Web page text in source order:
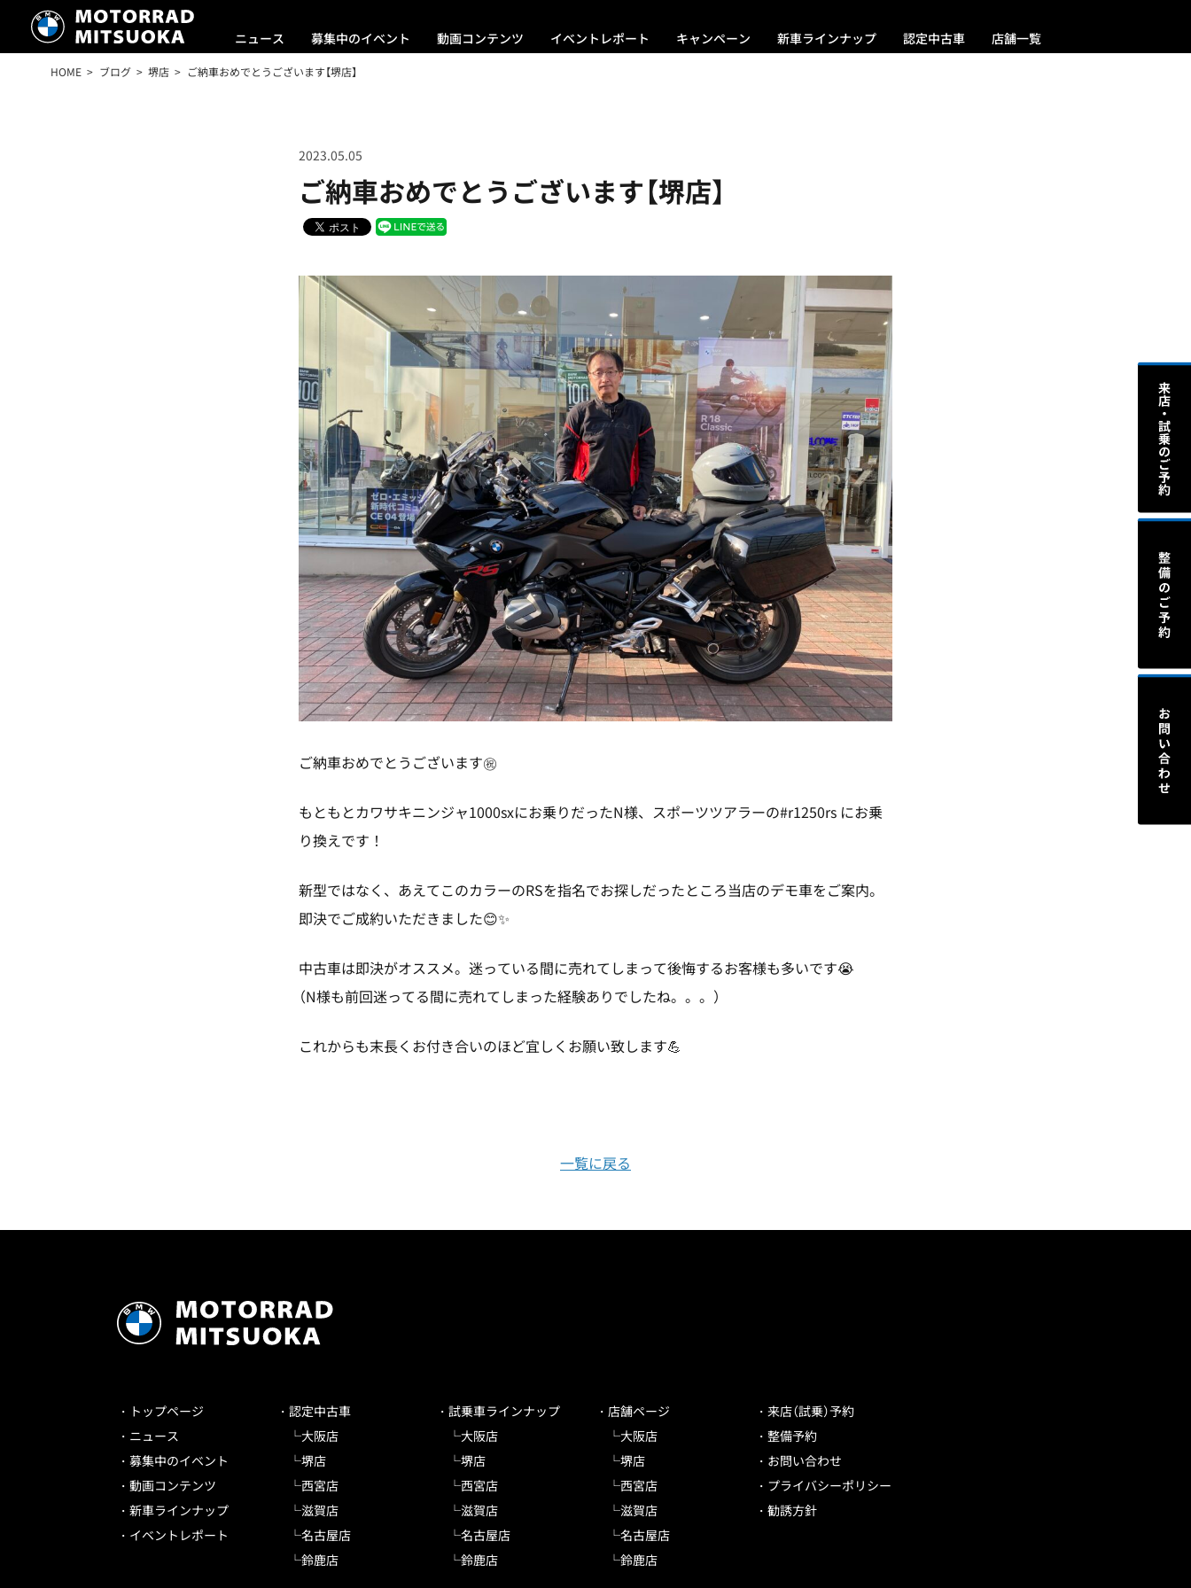
ニュース 募集中のイベント 動画コンテンツ イベントレポート キャンペーン 新車ラインナップ 認定中古車 店舗一覧
HOME ブログ 堺店 ご納車おめでとうございます【堺店】
ご納車おめでとうございます【堺店】
2023.05.05
ご納車おめでとうございます㊗️
もともとカワサキニンジャ1000sxにお乗りだったN様、スポーツツアラーの#r1250rs にお乗
り換えです！
新型ではなく、あえてこのカラーのRSを指名でお探しだったところ当店のデモ車をご案内。
即決でご成約いただきました😊✨
中古車は即決がオススメ。迷っている間に売れてしまって後悔するお客様も多いです😭
（N様も前回迷ってる間に売れてしまった経験ありでしたね。。。）
これからも末長くお付き合いのほど宜しくお願い致します💪
一覧に戻る
トップページ
ニュース
募集中のイベント
動画コンテンツ
新車ラインナップ
イベントレポート
認定中古車
大阪店
堺店
西宮店
滋賀店
名古屋店
鈴鹿店
試乗車ラインナップ
大阪店
堺店
西宮店
滋賀店
名古屋店
鈴鹿店
店舗ページ
大阪店
堺店
西宮店
滋賀店
名古屋店
鈴鹿店
来店（試乗）予約
整備予約
お問い合わせ
プライバシーポリシー
勧誘方針